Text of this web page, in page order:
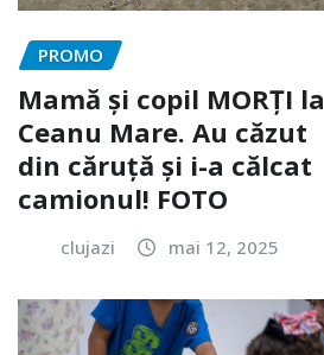
PROMO
Mamă și copil MORȚI la
Ceanu Mare. Au căzut
din căruță și i-a călcat
camionul! FOTO
clujazi mai 12, 2025